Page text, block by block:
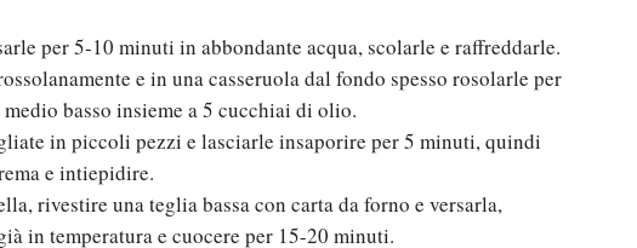
per 5-10 minuti in abbondante acqua, scolarle e raffreddarle.
e in una casseruola dal fondo spesso rosolarle per
basso insieme a 5 cucchiai di olio.
in piccoli pezzi e lasciarle insaporire per 5 minuti, quindi
e intiepidire.
rivestire una teglia bassa con carta da forno e versarla,
in temperatura e cuocere per 15-20 minuti.